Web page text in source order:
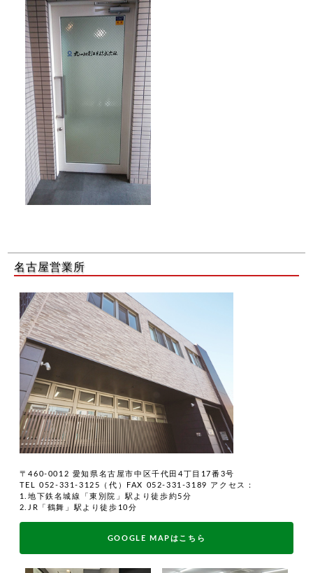
名古屋営業所
〒460-0012 愛知県名古屋市中区千代田4丁目17番3号
TEL 052-331-3125（代）FAX 052-331-3189 アクセス：
1.地下鉄名城線「東別院」駅より徒歩約5分
2.JR「鶴舞」駅より徒歩10分
GOOGLE MAPはこちら